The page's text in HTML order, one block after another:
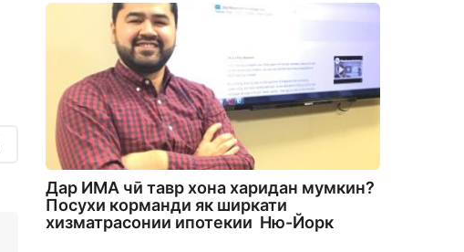
Дар ИМА чӣ тавр хона харидан мумкин?
Посухи корманди як ширкати
хизматрасонии ипотекии Ню-Йорк